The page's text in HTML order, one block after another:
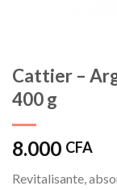
Cattier –
400 g
8.000 CFA
Revitalisante,